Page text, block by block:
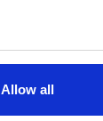
Allow all